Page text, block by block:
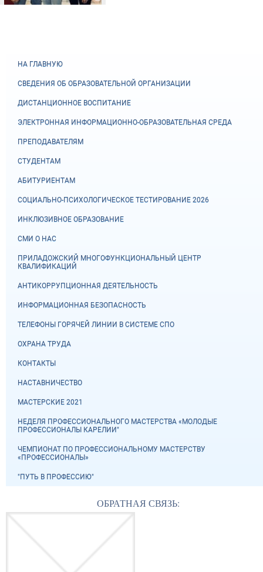
НА ГЛАВНУЮ
СВЕДЕНИЯ ОБ ОБРАЗОВАТЕЛЬНОЙ ОРГАНИЗАЦИИ
ДИСТАНЦИОННОЕ ВОСПИТАНИЕ
ЭЛЕКТРОННАЯ ИНФОРМАЦИОННО-ОБРАЗОВАТЕЛЬНАЯ СРЕДА
ПРЕПОДАВАТЕЛЯМ
СТУДЕНТАМ
АБИТУРИЕНТАМ
СОЦИАЛЬНО-ПСИХОЛОГИЧЕСКОЕ ТЕСТИРОВАНИЕ 2026
ИНКЛЮЗИВНОЕ ОБРАЗОВАНИЕ
СМИ О НАС
ПРИЛАДОЖСКИЙ МНОГОФУНКЦИОНАЛЬНЫЙ ЦЕНТР
КВАЛИФИКАЦИЙ
АНТИКОРРУПЦИОННАЯ ДЕЯТЕЛЬНОСТЬ
ИНФОРМАЦИОННАЯ БЕЗОПАСНОСТЬ
ТЕЛЕФОНЫ ГОРЯЧЕЙ ЛИНИИ В СИСТЕМЕ СПО
ОХРАНА ТРУДА
КОНТАКТЫ
НАСТАВНИЧЕСТВО
МАСТЕРСКИЕ 2021
НЕДЕЛЯ ПРОФЕССИОНАЛЬНОГО МАСТЕРСТВА «МОЛОДЫЕ
ПРОФЕССИОНАЛЫ КАРЕЛИИ"
ЧЕМПИОНАТ ПО ПРОФЕССИОНАЛЬНОМУ МАСТЕРСТВУ
«ПРОФЕССИОНАЛЫ»
"ПУТЬ В ПРОФЕССИЮ"
ОБРАТНАЯ СВЯЗЬ: